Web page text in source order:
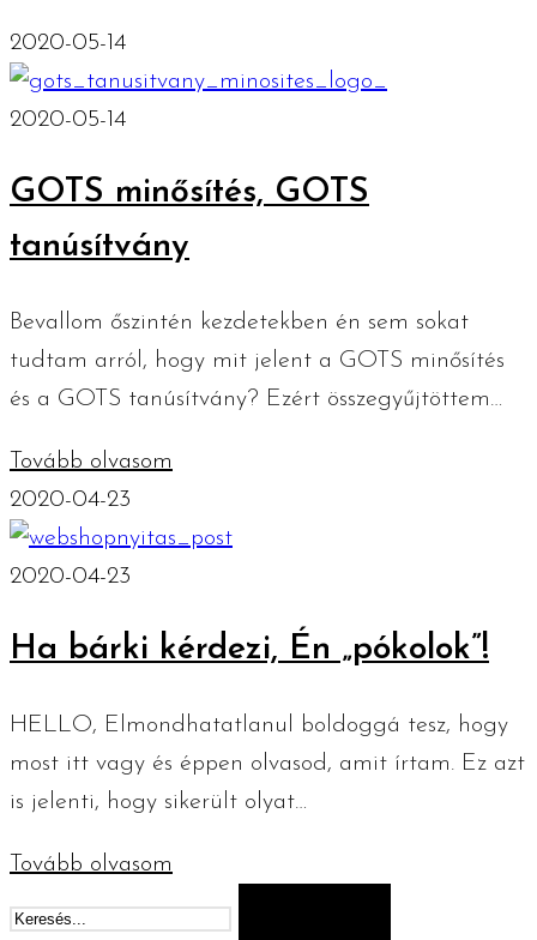
2020-05-14
2020-05-14
GOTS minősítés, GOTS
tanúsítvány
Bevallom őszintén kezdetekben én sem sokat
tudtam arról, hogy mit jelent a GOTS minősítés
és a GOTS tanúsítvány? Ezért összegyűjtöttem…
Tovább olvasom
2020-04-23
2020-04-23
Ha bárki kérdezi, Én „pókolok”!
HELLO, Elmondhatatlanul boldoggá tesz, hogy
most itt vagy és éppen olvasod, amit írtam. Ez azt
is jelenti, hogy sikerült olyat…
Tovább olvasom
Keresés